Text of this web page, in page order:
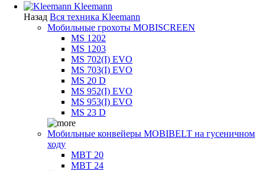
Kleemann
Назад Вся техника Kleemann
Мобильные грохоты MOBISCREEN
MS 1202
MS 1203
MS 702(I) EVO
MS 703(I) EVO
MS 20 D
MS 952(I) EVO
MS 953(I) EVO
MS 23 D
Мобильные конвейеры MOBIBELT на гусеничном
ходу
MBT 20
MBT 24